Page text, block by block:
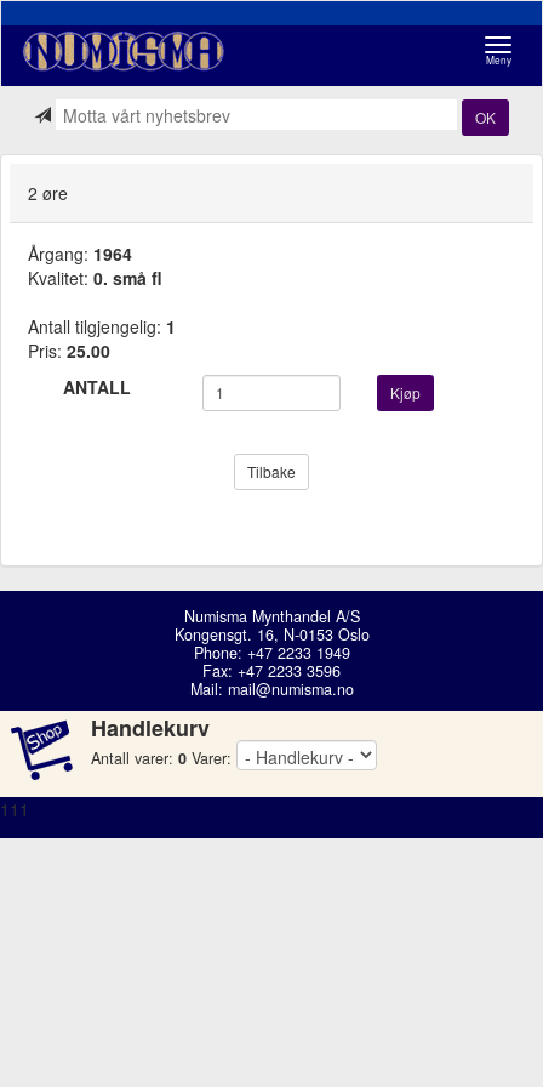
Meny
OK
2 øre
Årgang: 1964
Kvalitet: 0. små fl
Antall tilgjengelig: 1
Pris: 25.00
ANTALL
Kjøp
Tilbake
Numisma Mynthandel A/S
Kongensgt. 16, N-0153 Oslo
Phone: +47 2233 1949
Fax: +47 2233 3596
Mail: mail@numisma.no
Handlekurv
Antall varer: 0 Varer:
111